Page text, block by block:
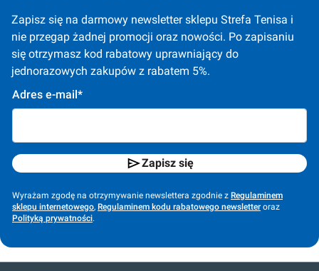
Zapisz się na darmowy newsletter sklepu Strefa Tenisa i
nie przegap żadnej promocji oraz nowości. Po zapisaniu
się otrzymasz kod rabatowy uprawniający do
jednorazowych zakupów z rabatem 5%.
Adres e-mail*
Zapisz się
Wyrażam zgodę na otrzymywanie newslettera zgodnie z Regulaminem
sklepu internetowego, Regulaminem kodu rabatowego newsletter oraz
Polityką prywatności.